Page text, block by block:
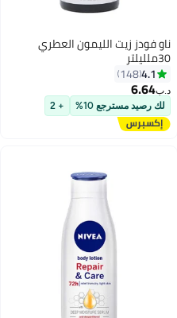
ناو فودز زيت الليمون العطري
30ملليلتر
4.1
148
د.ب‏6.64
لك رصيد مسترجع 10% + 2